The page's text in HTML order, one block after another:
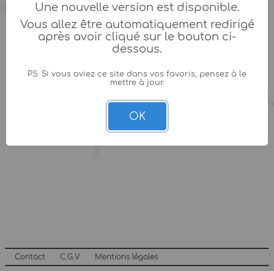
Contact C.G.V Mentions légales
Une nouvelle version est disponible.
Vous allez être automatiquement redirigé
après avoir cliqué sur le bouton ci-
dessous.
PS: Si vous aviez ce site dans vos favoris, pensez à le
mettre à jour.
OK